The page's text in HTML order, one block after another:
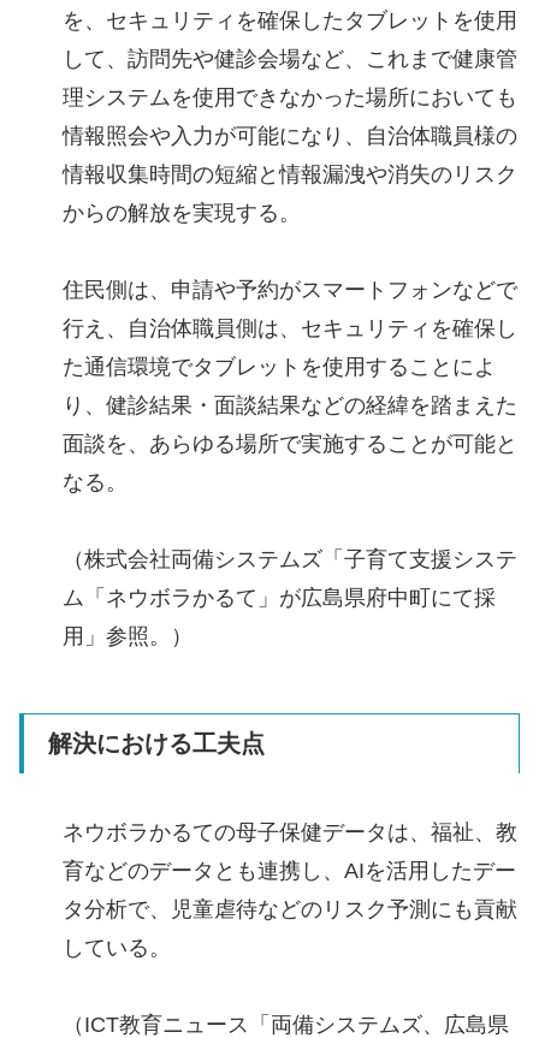
を、セキュリティを確保したタブレットを使用
して、訪問先や健診会場など、これまで健康管
理システムを使用できなかった場所においても
情報照会や入力が可能になり、自治体職員様の
情報収集時間の短縮と情報漏洩や消失のリスク
からの解放を実現する。
住民側は、申請や予約がスマートフォンなどで
行え、自治体職員側は、セキュリティを確保し
た通信環境でタブレットを使用することによ
り、健診結果・面談結果などの経緯を踏まえた
面談を、あらゆる場所で実施することが可能と
なる。
（株式会社両備システムズ「子育て支援システ
ム「ネウボラかるて」が広島県府中町にて採
用」参照。）
解決における工夫点
ネウボラかるての母子保健データは、福祉、教
育などのデータとも連携し、AIを活用したデー
タ分析で、児童虐待などのリスク予測にも貢献
している。
（ICT教育ニュース「両備システムズ、広島県